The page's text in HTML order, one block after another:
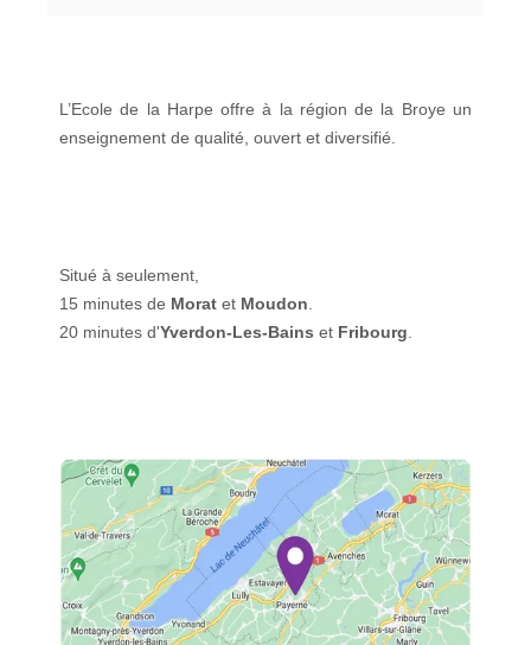
L’Ecole de la Harpe offre à la région de la Broye un
enseignement de qualité, ouvert et diversifié.
Situé à seulement,
15 minutes de Morat et Moudon
20 minutes d'Yverdon-Les-Bains et Fribourg